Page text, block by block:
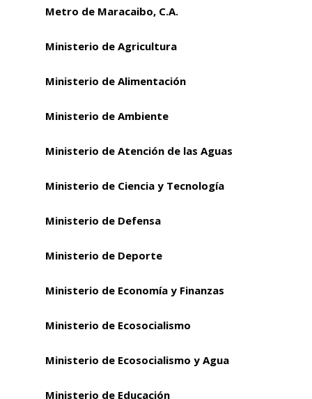
Metro de Maracaibo, C.A.
Ministerio de Agricultura
Ministerio de Alimentación
Ministerio de Ambiente
Ministerio de Atención de las Aguas
Ministerio de Ciencia y Tecnología
Ministerio de Defensa
Ministerio de Deporte
Ministerio de Economía y Finanzas
Ministerio de Ecosocialismo
Ministerio de Ecosocialismo y Agua
Ministerio de Educación